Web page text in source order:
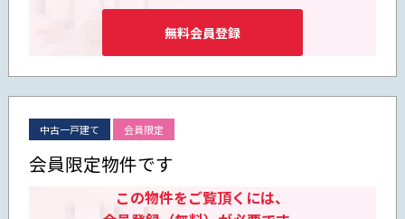
無料会員登録
中古一戸建て 会員限定
会員限定物件です
この物件をご覧頂くには、